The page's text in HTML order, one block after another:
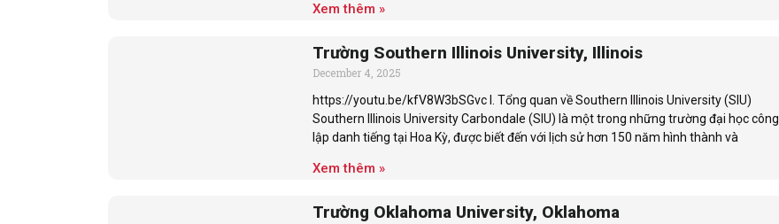
Xem thêm »
Trường Southern Illinois University, Illinois
December 4, 2025
https://youtu.be/kfV8W3bSGvc I. Tổng quan về Southern Illinois University (SIU)
Southern Illinois University Carbondale (SIU) là một trong những trường đại học công
lập danh tiếng tại Hoa Kỳ, được biết đến với lịch sử hơn 150 năm hình thành và
Xem thêm »
Trường Oklahoma University, Oklahoma